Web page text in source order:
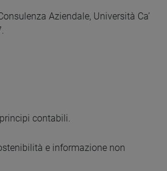
Aziendale, Università Ca’
contabili.
e informazione non